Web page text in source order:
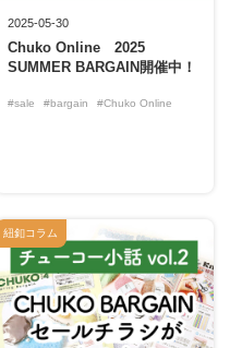
2025-05-30
Chuko Online 2025
SUMMER BARGAIN開催中！
#sale #bargain #Chuko Online
紐釦コラム